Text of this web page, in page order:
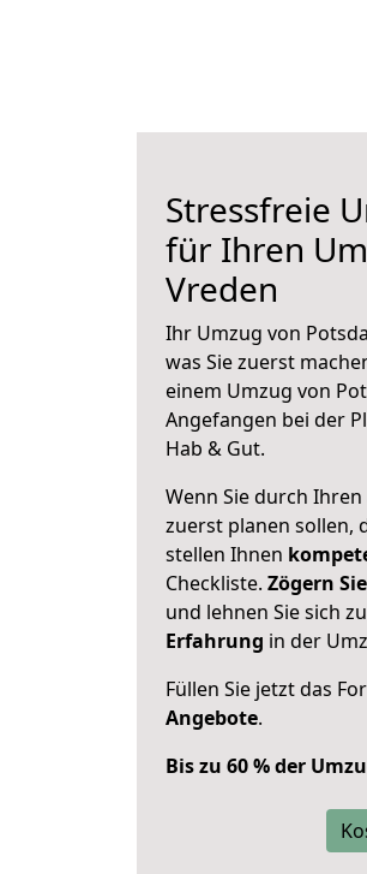
Stressfreie
für Ihren
Vreden
Ihr Umzug von
was Sie zuerst
einem Umzug von
Angefangen bei der
Hab & Gut.
Wenn Sie durch
zuerst planen sollen,
stellen Ihnen
Checkliste. Zögern
und lehnen Sie sich
Erfahrung in der
Füllen Sie jetzt das
Angebote.
Bis zu 60 % der